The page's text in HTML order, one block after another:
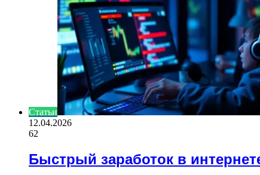
Статьи
12.04.2026
62
Быстрый заработок в